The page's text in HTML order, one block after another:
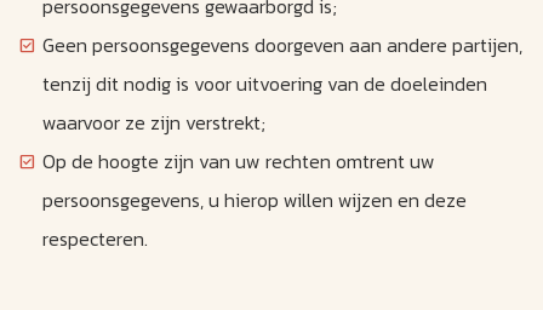
persoonsgegevens gewaarborgd is;
Geen persoonsgegevens doorgeven aan andere partijen,
tenzij dit nodig is voor uitvoering van de doeleinden
waarvoor ze zijn verstrekt;
Op de hoogte zijn van uw rechten omtrent uw
persoonsgegevens, u hierop willen wijzen en deze
respecteren.